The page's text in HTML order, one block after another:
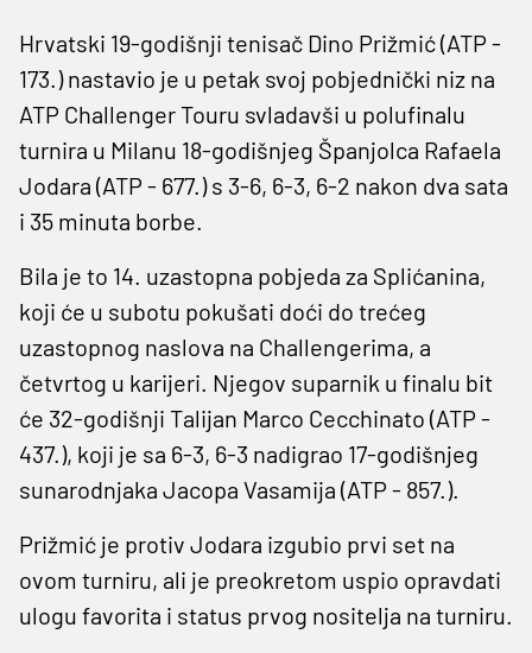
Hrvatski 19-godišnji tenisač Dino Prižmić (ATP -
173.) nastavio je u petak svoj pobjednički niz na
ATP Challenger Touru svladavši u polufinalu
turnira u Milanu 18-godišnjeg Španjolca Rafaela
Jodara (ATP - 677.) s 3-6, 6-3, 6-2 nakon dva sata
i 35 minuta borbe.
Bila je to 14. uzastopna pobjeda za Splićanina,
koji će u subotu pokušati doći do trećeg
uzastopnog naslova na Challengerima, a
četvrtog u karijeri. Njegov suparnik u finalu bit
će 32-godišnji Talijan Marco Cecchinato (ATP -
437.), koji je sa 6-3, 6-3 nadigrao 17-godišnjeg
sunarodnjaka Jacopa Vasamija (ATP - 857.).
Prižmić je protiv Jodara izgubio prvi set na
ovom turniru, ali je preokretom uspio opravdati
ulogu favorita i status prvog nositelja na turniru.